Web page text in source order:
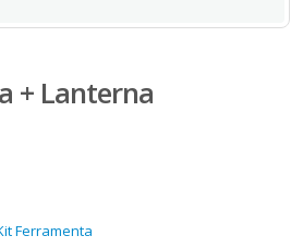
+ Lanterna
Ferramenta